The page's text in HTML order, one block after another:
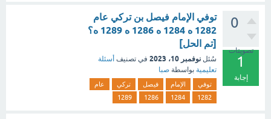
0
تصويتات
1
إجابة
توفي الإمام فيصل بن تركي عام
1282 ه 1284 ه 1286 ه 1289 ه؟
[تم الحل]
سُئل نوفمبر 10، 2023 في تصنيف أسئلة
تعليمية بواسطة صبا
توفي الإمام فيصل تركي
عام
1282
1284
1286
1289